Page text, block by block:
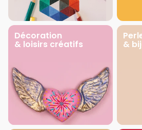
Décoration
& loisirs créatifs &